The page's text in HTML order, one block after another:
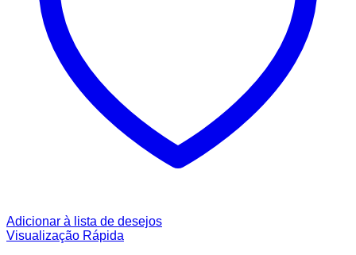
Adicionar à lista de desejos
Visualização Rápida